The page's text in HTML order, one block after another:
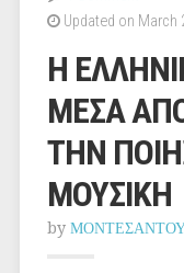
Updated on March
Η
ΜΕΣΑ
ΤΗΝ
ΜΟΥΣΙΚΗ
by